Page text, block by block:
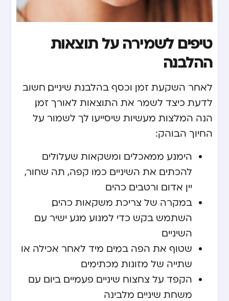
טיפים לשמירה על תוצאות
ההלבנה
לאחר השקעת זמן וכסף בהלבנת שיניים, חשוב
לדעת כיצד לשמר את התוצאות לאורך זמן.
הנה המלצות מעשיות שיסייעו לך לשמור על
החיוך הבוהק:
הימנע ממאכלים ומשקאות שעלולים
להכתים את השיניים כמו קפה, תה שחור,
יין אדום ורטבים כהים
במקרה של צריכת משקאות כהים,
השתמש בקש כדי למנוע מגע ישיר עם
השיניים
שטוף את הפה במים מיד לאחר אכילה או
שתייה של מזונות מכתימים
הקפד על צחצוח שיניים פעמיים ביום עם
משחת שיניים מלבינה